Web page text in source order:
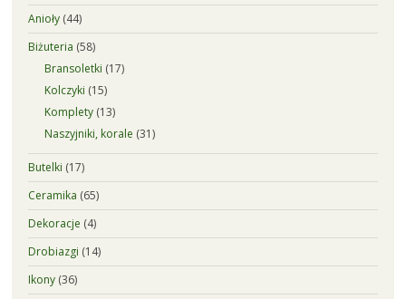
Anioły(44)
Biżuteria (58)
Bransoletki (17)
Kolczyki (15)
Komplety(13)
Naszyjniki, korale (31)
Butelki (17)
Ceramika (65)
Dekoracje (4)
Drobiazgi (14)
Ikony(36)